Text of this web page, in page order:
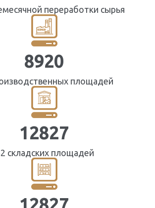
переработки сырья
8920
площадей
14342
складских площадей